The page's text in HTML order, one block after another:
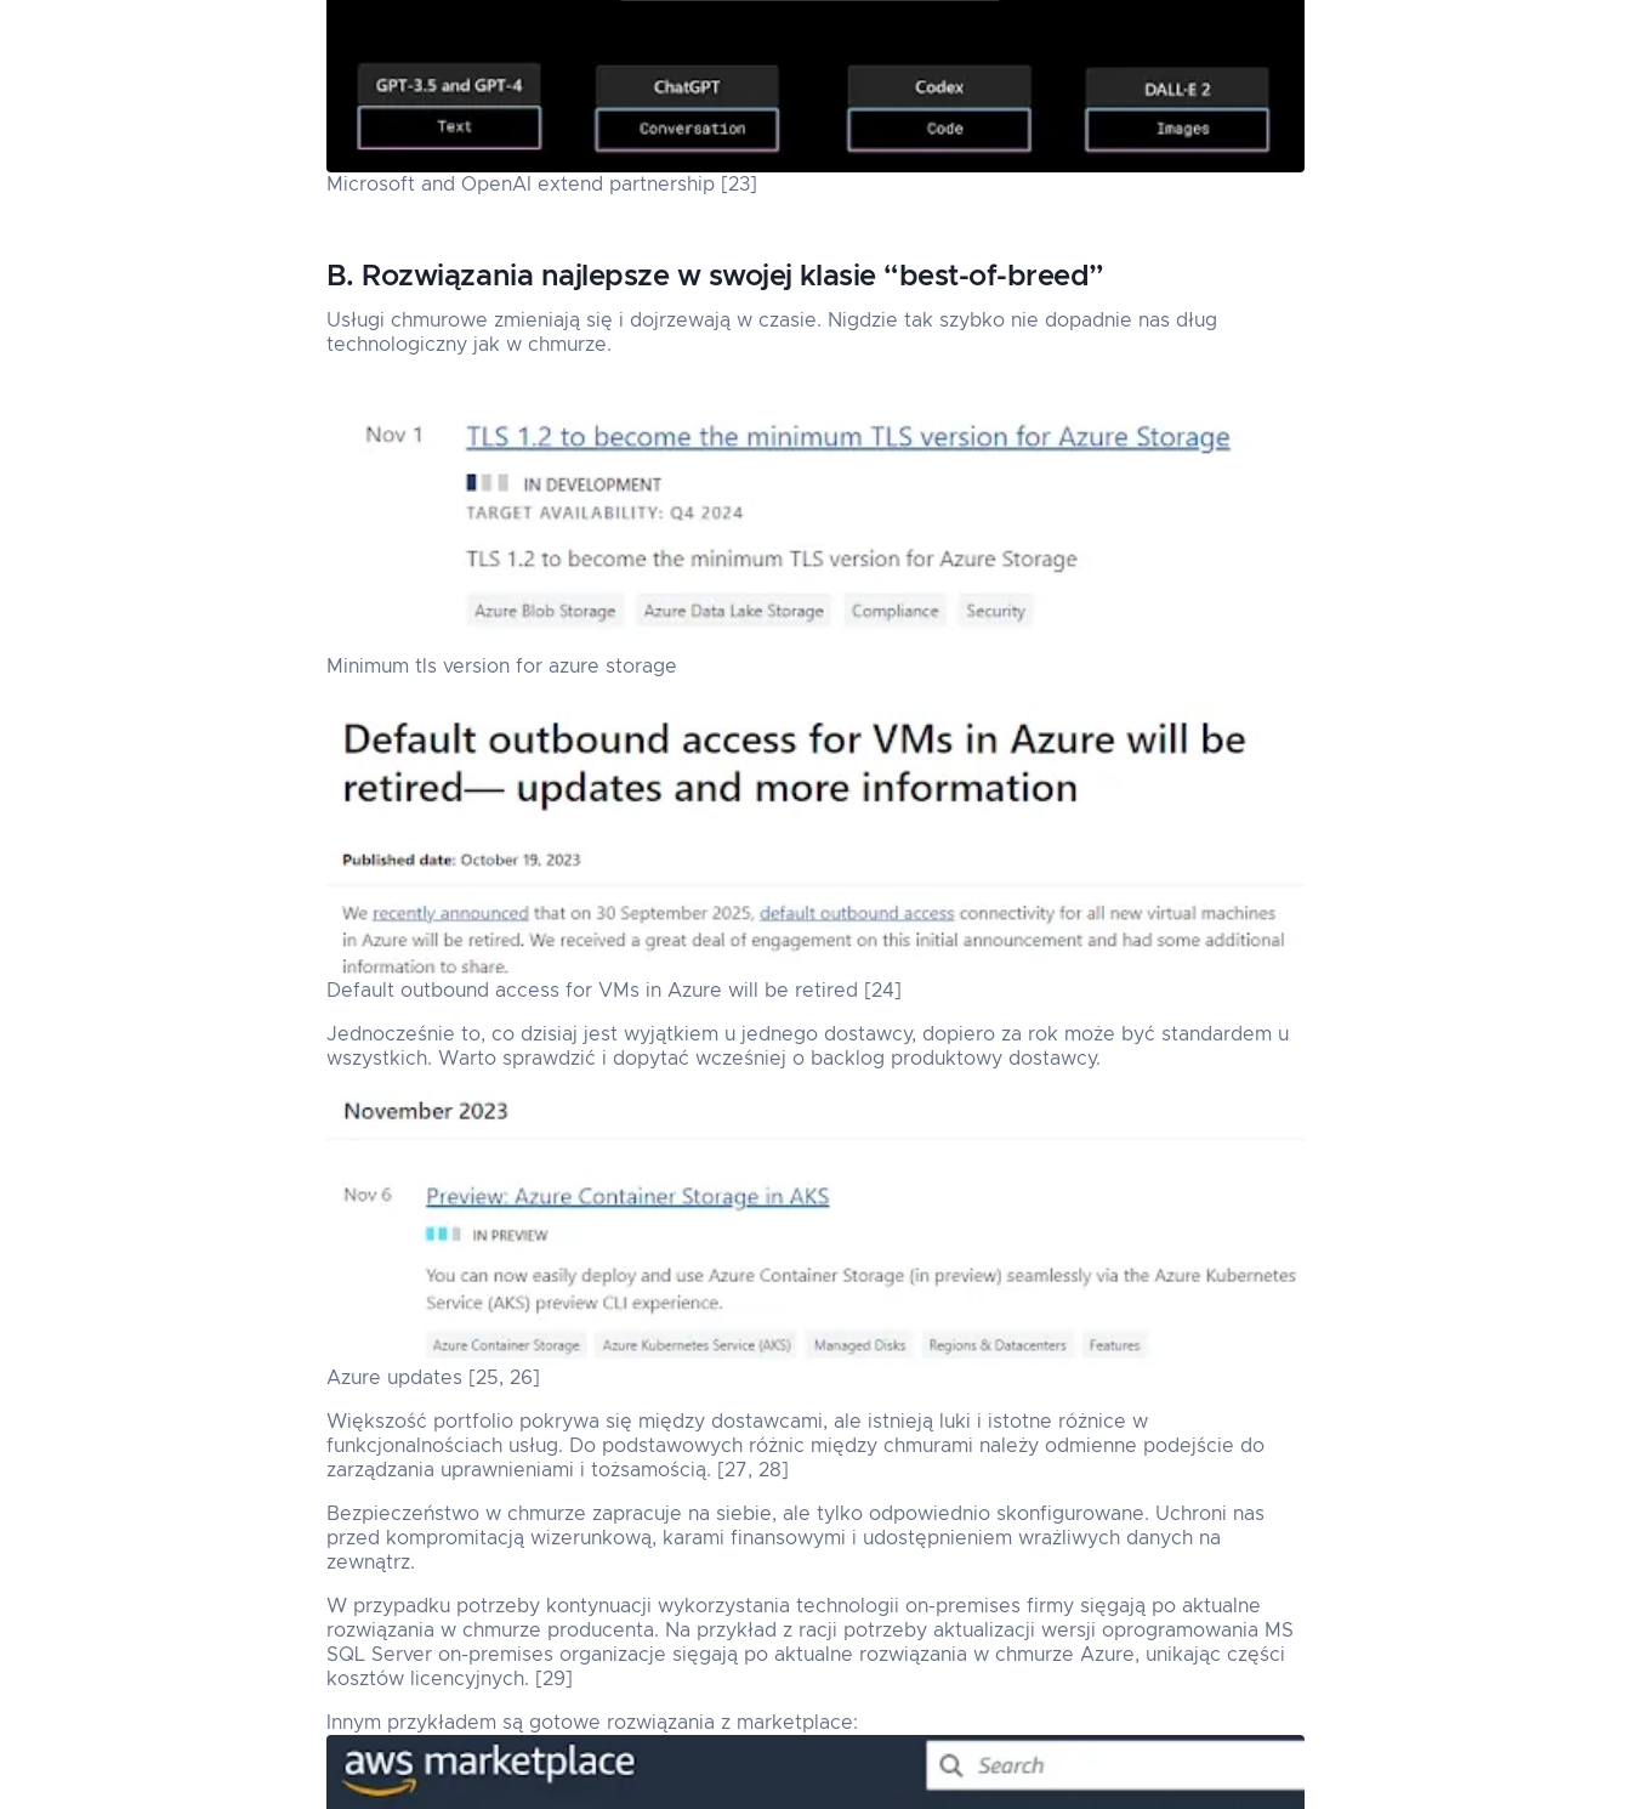
Microsoft and OpenAI extend partnership [23]
B. Rozwiązania najlepsze w swojej klasie “best-of-breed”
Usługi chmurowe zmieniają się i dojrzewają w czasie. Nigdzie tak szybko nie dopadnie nas dług
technologiczny jak w chmurze.
Minimum tls version for azure storage
Default outbound access for VMs in Azure will be retired [24]
Jednocześnie to, co dzisiaj jest wyjątkiem u jednego dostawcy, dopiero za rok może być standardem u
wszystkich. Warto sprawdzić i dopytać wcześniej o backlog produktowy dostawcy.
Azure updates [25, 26]
Większość portfolio pokrywa się między dostawcami, ale istnieją luki i istotne różnice w
funkcjonalnościach usług. Do podstawowych różnic między chmurami należy odmienne podejście do
zarządzania uprawnieniami i tożsamością. [27, 28]
Bezpieczeństwo w chmurze zapracuje na siebie, ale tylko odpowiednio skonfigurowane. Uchroni nas
przed kompromitacją wizerunkową, karami finansowymi i udostępnieniem wrażliwych danych na
zewnątrz.
W przypadku potrzeby kontynuacji wykorzystania technologii on-premises firmy sięgają po aktualne
rozwiązania w chmurze producenta. Na przykład z racji potrzeby aktualizacji wersji oprogramowania MS
SQL Server on-premises organizacje sięgają po aktualne rozwiązania w chmurze Azure, unikając części
kosztów licencyjnych. [29]
Innym przykładem są gotowe rozwiązania z marketplace: